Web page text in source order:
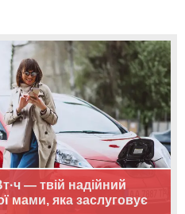
— твій надійний
мами, яка заслуговує